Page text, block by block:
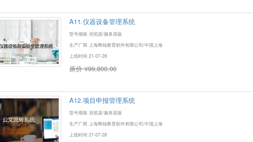
A11.仪器设备管理系统
型号规格 浏览器/服务器版
生产厂商 上海释锐教育软件有限公司/中国上海
上线时间 21-07-28
原价 ¥99,800.00
A12.项目申报管理系统
型号规格 浏览器/服务器版
生产厂商 上海释锐教育软件有限公司/中国上海
上线时间 21-07-28